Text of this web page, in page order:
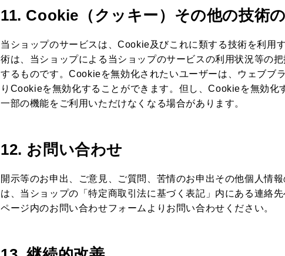
11. Cookie（クッキー）その他の技術
当ショップのサービスは、Cookie及びこれに類する技術を利用
術は、当ショップによる当ショップのサービスの利用状況等の
するものです。Cookieを無効化されたいユーザーは、ウェブブ
りCookieを無効化することができます。但し、Cookieを無効化
一部の機能をご利用いただけなくなる場合があります。
12. お問い合わせ
開示等のお申出、ご意見、ご質問、苦情のお申出その他個人情
は、当ショップの「特定商取引法に基づく表記」内にある連絡
ページ内のお問い合わせフォームよりお問い合わせください。